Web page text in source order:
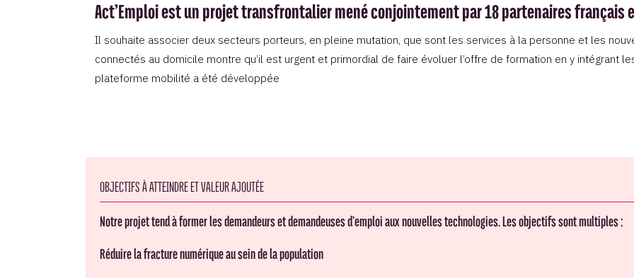
Act’Emploi est un projet transfrontalier mené conjointement par 18 partenaires français
Il souhaite associer deux secteurs porteurs, en pleine mutation, que sont les services à la personne et les
connectés au domicile montre qu’il est urgent et primordial de faire évoluer l’offre de formation en y intégrant
plateforme mobilité a été développée
OBJECTIFS À ATTEINDRE ET VALEUR AJOUTÉE
Notre projet tend à former les demandeurs et demandeuses d’emploi aux nouvelles technologies. Les objectifs sont multiples :
Réduire la fracture numérique au sein de la population